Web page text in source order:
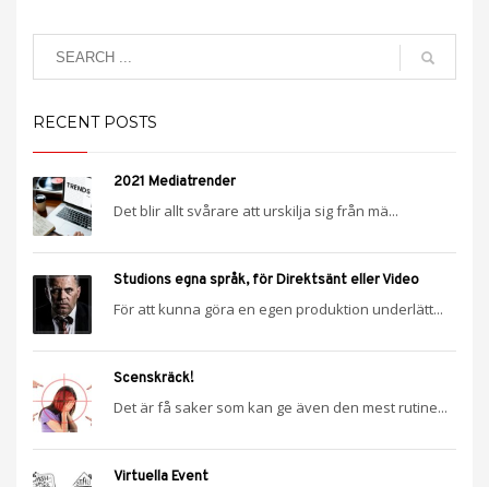
RECENT POSTS
2021 Mediatrender
Det blir allt svårare att urskilja sig från mä...
Studions egna språk, för Direktsänt eller Video
För att kunna göra en egen produktion underlätt...
Scenskräck!
Det är få saker som kan ge även den mest rutine...
Virtuella Event